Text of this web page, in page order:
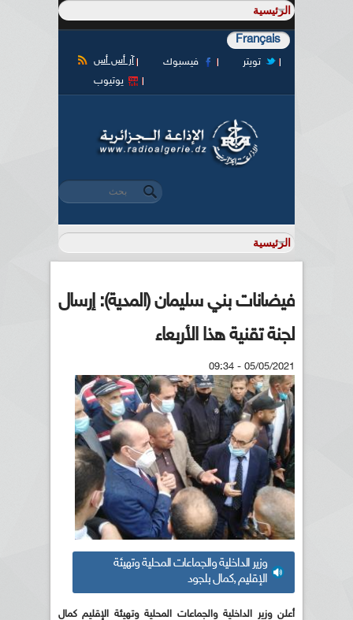
Français
آر أس أس فيسبوك
تويتر
يوتيوب
استمارة البحث
‏بحث ‏
فيضانات بني سليمان (المدية): إرسال
لجنة تقنية هذا الأربعاء
05/05/2021 - 09:34
وزير الداخلية والجماعات المحلية وتهيئة
الإقليم ,كمال بلجود
أعلن وزير الداخلية والجماعات المحلية وتهيئة الإقليم كمال